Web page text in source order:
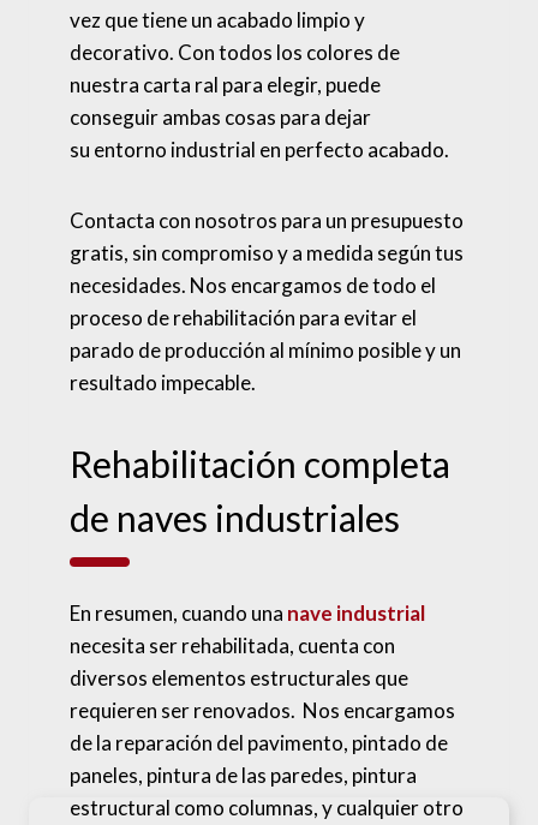
vez que tiene un acabado limpio y
decorativo. Con todos los colores de
nuestra carta ral para elegir, puede
conseguir ambas cosas para dejar
su entorno industrial en perfecto acabado.
Contacta con nosotros para un presupuesto
gratis, sin compromiso y a medida según tus
necesidades. Nos encargamos de todo el
proceso de rehabilitación para evitar el
parado de producción al mínimo posible y un
resultado impecable.
Rehabilitación completa
de naves industriales
En resumen, cuando una nave industrial
necesita ser rehabilitada, cuenta con
diversos elementos estructurales que
requieren ser renovados. Nos encargamos
de la reparación del pavimento, pintado de
paneles, pintura de las paredes, pintura
estructural como columnas, y cualquier otro